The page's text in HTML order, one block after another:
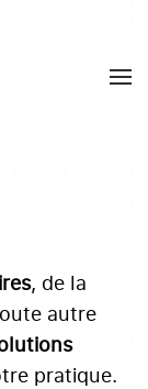
, de la
autre
pratique.